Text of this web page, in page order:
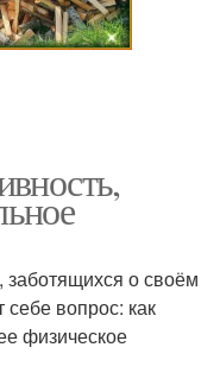
о своём
вопрос: как
физическое